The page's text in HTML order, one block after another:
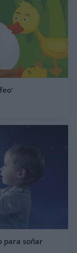
para soñar